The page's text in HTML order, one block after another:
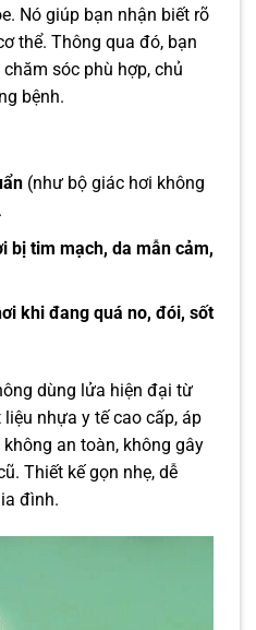
Nó giúp bạn nhận biết rõ
thể. Thông qua đó, bạn
sóc phù hợp, chủ
bệnh.
(như bộ giác hơi không
bị tim mạch, da mẫn cảm,
khi đang quá no, đói, sốt
dùng lửa hiện đại từ
nhựa y tế cao cấp, áp
an toàn, không gây
Thiết kế gọn nhẹ, dễ
đình.